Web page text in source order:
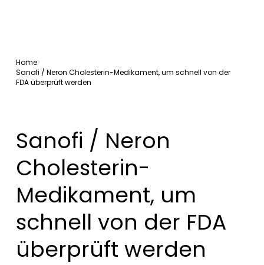
Home
Sanofi / Neron Cholesterin-Medikament, um schnell von der
FDA überprüft werden
Sanofi / Neron
Cholesterin-
Medikament, um
schnell von der FDA
überprüft werden